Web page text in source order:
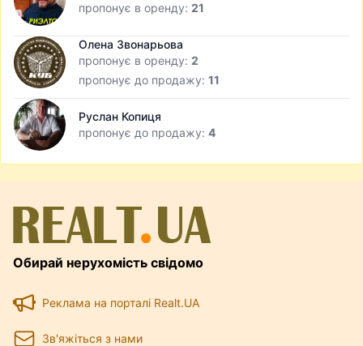
пропонує в оренду: 21
Олена Звонарьова
пропонує в оренду: 2
пропонує до продажу: 11
Руслан Копиця
пропонує до продажу: 4
Обирай нерухомість свідомо
Реклама на порталі Realt.UA
Зв'яжіться з нами